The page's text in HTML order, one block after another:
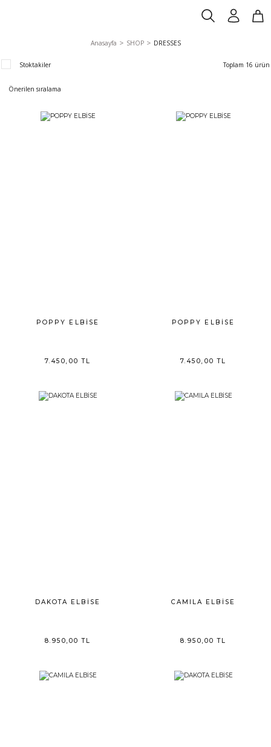
Anasayfa SHOP DRESSES
Stoktakiler Toplam 16 ürün
POPPY ELBİSE
7.450,00 TL
POPPY ELBİSE
7.450,00 TL
DAKOTA ELBİSE
8.950,00 TL
CAMILA ELBİSE
8.950,00 TL